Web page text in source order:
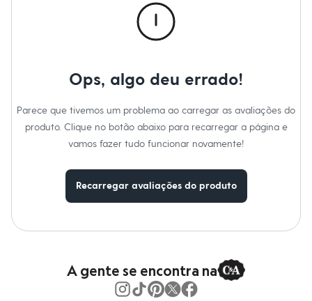
Shorts e Bermudas
Vestidos
Acessórios
Bolsas
Bonés e Chapéus
Botas
Chinelos
Ops, algo deu errado!
Parece que tivemos um problema ao carregar as avaliações do
produto. Clique no botão abaixo para recarregar a página e
vamos fazer tudo funcionar novamente!
Recarregar avaliações do produto
A gente se encontra na